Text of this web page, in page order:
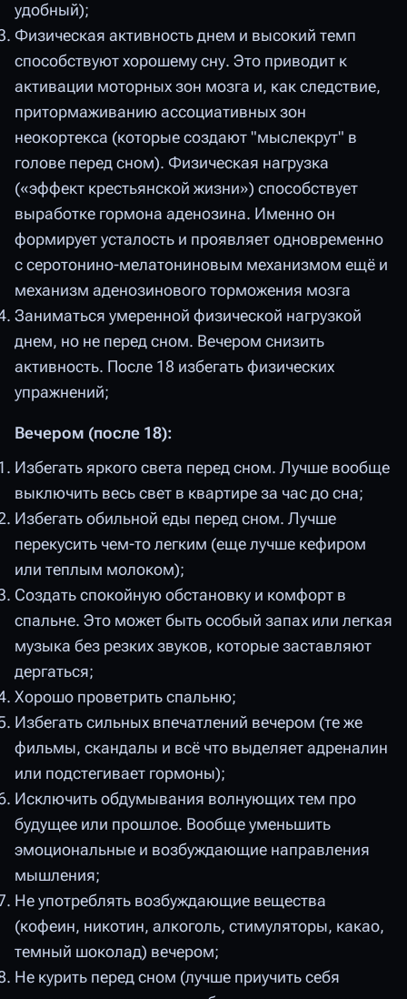
удобный);
Физическая активность днем и высокий темп
способствуют хорошему сну. Это приводит к
активации моторных зон мозга и, как следствие,
притормаживанию ассоциативных зон
неокортекса (которые создают "мыслекрут" в
голове перед сном). Физическая нагрузка
(«эффект крестьянской жизни») способствует
выработке гормона аденозина. Именно он
формирует усталость и проявляет одновременно
с серотонино-мелатониновым механизмом ещё и
механизм аденозинового торможения мозга
Заниматься умеренной физической нагрузкой
днем, но не перед сном. Вечером снизить
активность. После 18 избегать физических
упражнений;
Вечером (после 18):
Избегать яркого света перед сном. Лучше вообще
выключить весь свет в квартире за час до сна;
Избегать обильной еды перед сном. Лучше
перекусить чем-то легким (еще лучше кефиром
или теплым молоком);
Создать спокойную обстановку и комфорт в
спальне. Это может быть особый запах или легкая
музыка без резких звуков, которые заставляют
дергаться;
Хорошо проветрить спальню;
Избегать сильных впечатлений вечером (те же
фильмы, скандалы и всё что выделяет адреналин
или подстегивает гормоны);
Исключить обдумывания волнующих тем про
будущее или прошлое. Вообще уменьшить
эмоциональные и возбуждающие направления
мышления;
Не употреблять возбуждающие вещества
(кофеин, никотин, алкоголь, стимуляторы, какао,
темный шоколад) вечером;
Не курить перед сном (лучше приучить себя